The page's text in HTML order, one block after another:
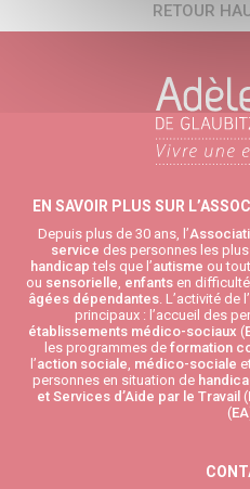
RETOUR
EN SAVOIR PLUS SUR
Depuis plus de 30 ans, l’
service des personnes les
handicap tels que l’autisme ou
ou sensorielle enfants en
âgées dépendantes . L’activité de l’
principaux : l’accueil des
établissements médico-sociaux (
les programmes deformation
l’action sociale médico-sociale
personnes en situation de
et Services d’Aide par le Travail (
(EA